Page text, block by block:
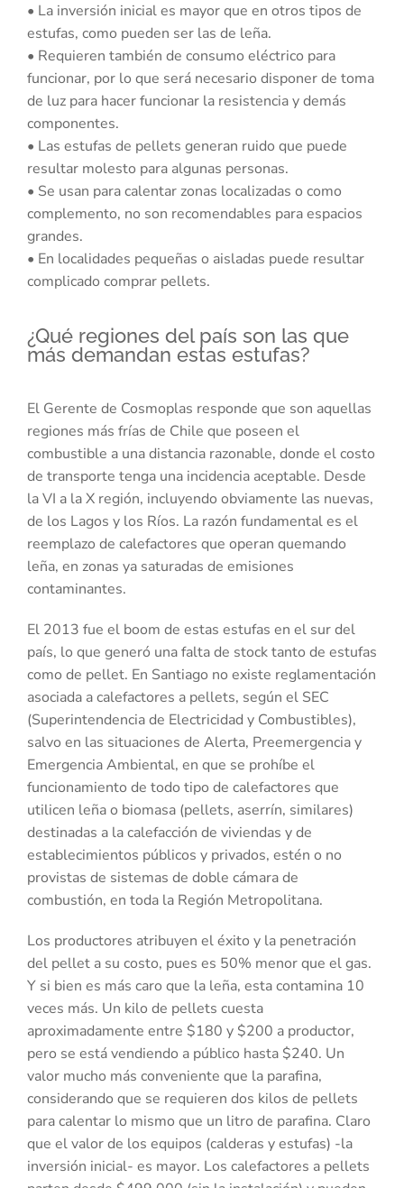
• La inversión inicial es mayor que en otros tipos de
estufas, como pueden ser las de leña.
• Requieren también de consumo eléctrico para
funcionar, por lo que será necesario disponer de toma
de luz para hacer funcionar la resistencia y demás
componentes.
• Las estufas de pellets generan ruido que puede
resultar molesto para algunas personas.
• Se usan para calentar zonas localizadas o como
complemento, no son recomendables para espacios
grandes.
• En localidades pequeñas o aisladas puede resultar
complicado comprar pellets.
¿Qué regiones del país son las que
más demandan estas estufas?
El Gerente de Cosmoplas responde que son aquellas
regiones más frías de Chile que poseen el
combustible a una distancia razonable, donde el costo
de transporte tenga una incidencia aceptable. Desde
la VI a la X región, incluyendo obviamente las nuevas,
de los Lagos y los Ríos. La razón fundamental es el
reemplazo de calefactores que operan quemando
leña, en zonas ya saturadas de emisiones
contaminantes.
El 2013 fue el boom de estas estufas en el sur del
país, lo que generó una falta de stock tanto de estufas
como de pellet. En Santiago no existe reglamentación
asociada a calefactores a pellets, según el SEC
(Superintendencia de Electricidad y Combustibles),
salvo en las situaciones de Alerta, Preemergencia y
Emergencia Ambiental, en que se prohíbe el
funcionamiento de todo tipo de calefactores que
utilicen leña o biomasa (pellets, aserrín, similares)
destinadas a la calefacción de viviendas y de
establecimientos públicos y privados, estén o no
provistas de sistemas de doble cámara de
combustión, en toda la Región Metropolitana.
Los productores atribuyen el éxito y la penetración
del pellet a su costo, pues es 50% menor que el gas.
Y si bien es más caro que la leña, esta contamina 10
veces más. Un kilo de pellets cuesta
aproximadamente entre $180 y $200 a productor,
pero se está vendiendo a público hasta $240. Un
valor mucho más conveniente que la parafina,
considerando que se requieren dos kilos de pellets
para calentar lo mismo que un litro de parafina. Claro
que el valor de los equipos (calderas y estufas) -la
inversión inicial- es mayor. Los calefactores a pellets